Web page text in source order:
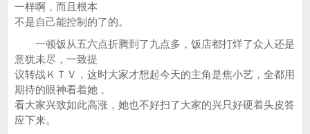
一样啊，而且根本
不是自己能控制的了的。
一顿饭从五六点折腾到了九点多，饭店都打烊了众人还是
意犹未尽，一致提
议转战ＫＴＶ，这时大家才想起今天的主角是焦小艺，全都用
期待的眼神看着她，
看大家兴致如此高涨，她也不好扫了大家的兴只好硬着头皮答
应下来。